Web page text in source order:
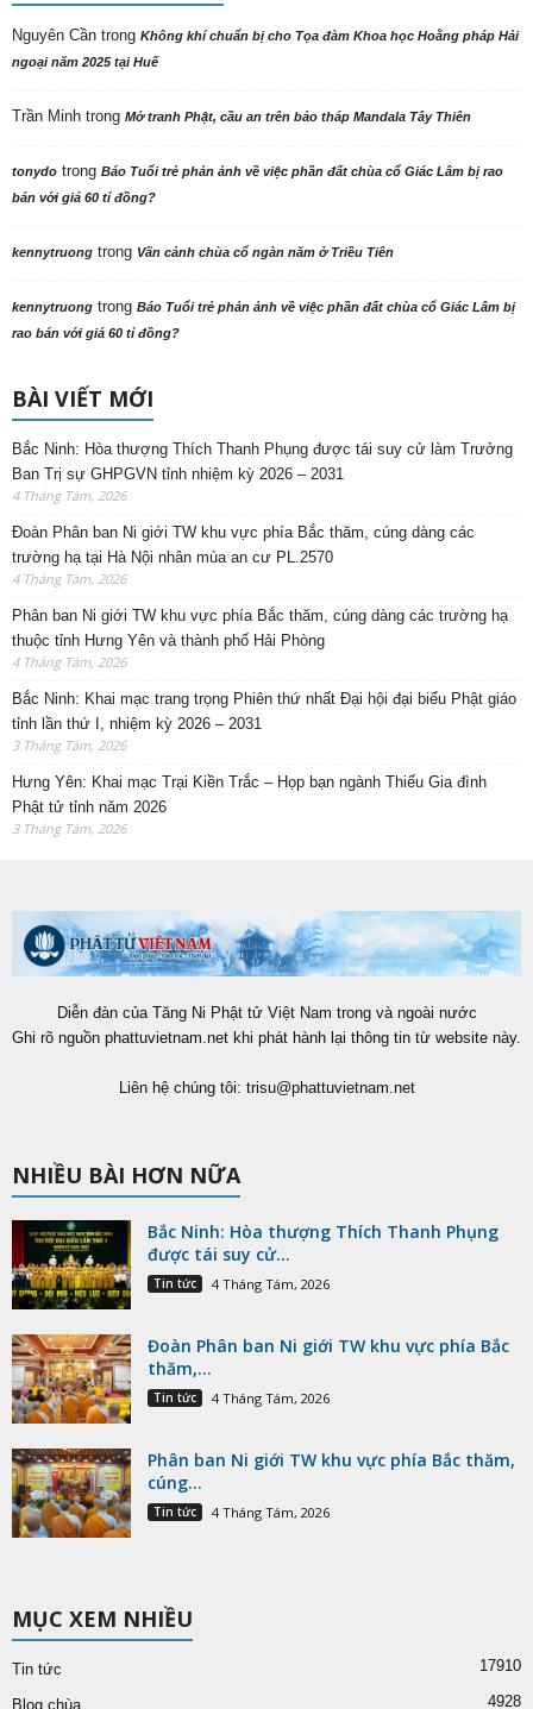
Nguyên Cần trong Không khí chuẩn bị cho Tọa đàm Khoa học Hoằng pháp Hải
ngoại năm 2025 tại Huế
Trần Minh trong Mở tranh Phật, cầu an trên bảo tháp Mandala Tây Thiên
tonydo trong Báo Tuổi trẻ phản ảnh về việc phần đất chùa cổ Giác Lâm bị rao
bán với giá 60 tỉ đồng?
kennytruong trong Vãn cảnh chùa cổ ngàn năm ở Triều Tiên
kennytruong trong Báo Tuổi trẻ phản ảnh về việc phần đất chùa cổ Giác Lâm bị
rao bán với giá 60 tỉ đồng?
BÀI VIẾT MỚI
Bắc Ninh: Hòa thượng Thích Thanh Phụng được tái suy cử làm Trưởng
Ban Trị sự GHPGVN tỉnh nhiệm kỳ 2026 – 2031
4 Tháng Tám, 2026
Đoàn Phân ban Ni giới TW khu vực phía Bắc thăm, cúng dàng các
trường hạ tại Hà Nội nhân mùa an cư PL.2570
4 Tháng Tám, 2026
Phân ban Ni giới TW khu vực phía Bắc thăm, cúng dàng các trường hạ
thuộc tỉnh Hưng Yên và thành phố Hải Phòng
4 Tháng Tám, 2026
Bắc Ninh: Khai mạc trang trọng Phiên thứ nhất Đại hội đại biểu Phật giáo
tỉnh lần thứ I, nhiệm kỳ 2026 – 2031
3 Tháng Tám, 2026
Hưng Yên: Khai mạc Trại Kiền Trắc – Họp bạn ngành Thiếu Gia đình
Phật tử tỉnh năm 2026
3 Tháng Tám, 2026
Diễn đàn của Tăng Ni Phật tử Việt Nam trong và ngoài nước
Ghi rõ nguồn phattuvietnam.net khi phát hành lại thông tin từ website này.
Liên hệ chúng tôi: trisu@phattuvietnam.net
NHIỀU BÀI HƠN NỮA
Bắc Ninh: Hòa thượng Thích Thanh Phụng
được tái suy cử...
Tin tức 4 Tháng Tám, 2026
Đoàn Phân ban Ni giới TW khu vực phía Bắc
thăm,...
Tin tức 4 Tháng Tám, 2026
Phân ban Ni giới TW khu vực phía Bắc thăm,
cúng...
Tin tức 4 Tháng Tám, 2026
MỤC XEM NHIỀU
Tin tức 17910
Blog chùa 4928